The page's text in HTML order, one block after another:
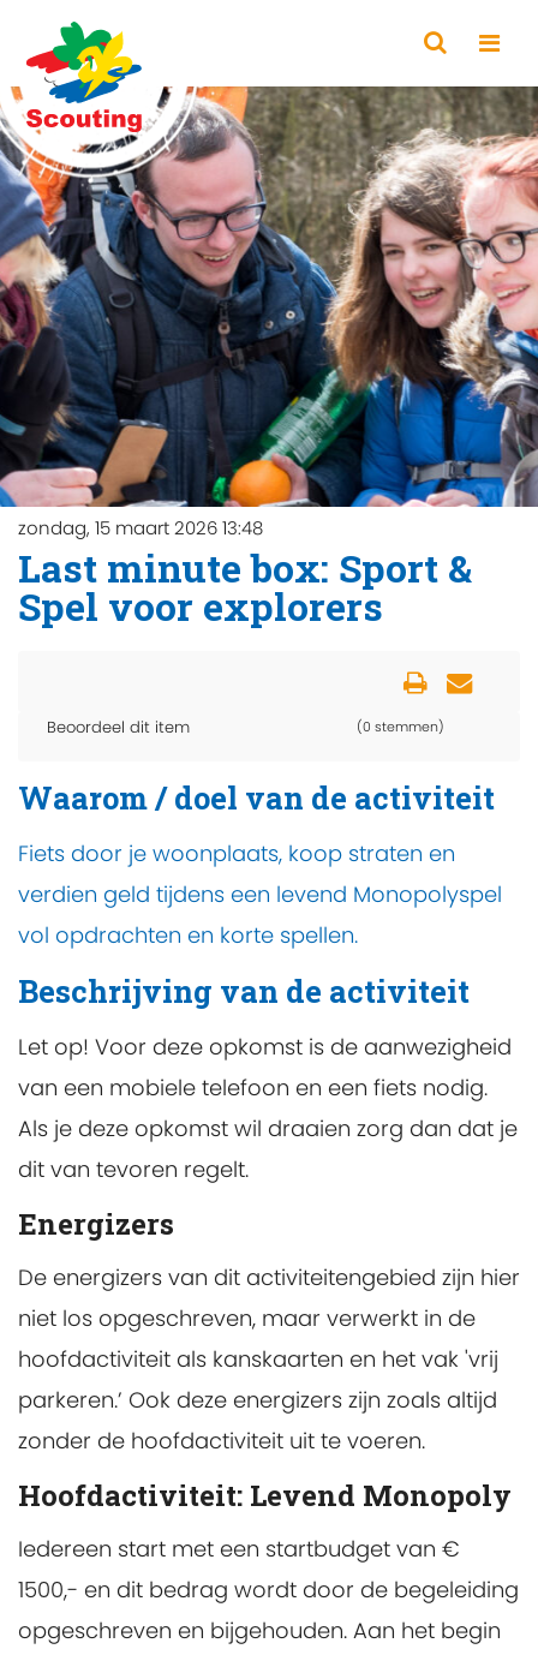
zondag, 15 maart 2026 13:48
Last minute box: Sport &
Spel voor explorers
Beoordeel dit item (0 stemmen)
Waarom / doel van de activiteit
Fiets door je woonplaats, koop straten en
verdien geld tijdens een levend Monopolyspel
vol opdrachten en korte spellen.
Beschrijving van de activiteit
Let op! Voor deze opkomst is de aanwezigheid
van een mobiele telefoon en een fiets nodig.
Als je deze opkomst wil draaien zorg dan dat je
dit van tevoren regelt.
Energizers
De energizers van dit activiteitengebied zijn hier
niet los opgeschreven, maar verwerkt in de
hoofdactiviteit als kanskaarten en het vak 'vrij
parkeren.’ Ook deze energizers zijn zoals altijd
zonder de hoofdactiviteit uit te voeren.
Hoofdactiviteit: Levend Monopoly
Iedereen start met een startbudget van €
1500,- en dit bedrag wordt door de begeleiding
opgeschreven en bijgehouden. Aan het begin